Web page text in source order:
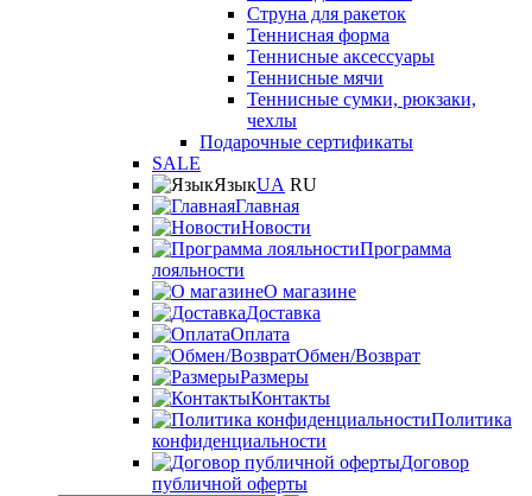
Струна для ракеток
Теннисная форма
Теннисные аксессуары
Теннисные мячи
Теннисные сумки, рюкзаки,
чехлы
Подарочные сертификаты
SALE
ЯзыкUA RU
Главная
Новости
Программа
лояльности
О магазине
Доставка
Оплата
Обмен/Возврат
Размеры
Контакты
Политика
конфиденциальности
Договор
публичной оферты